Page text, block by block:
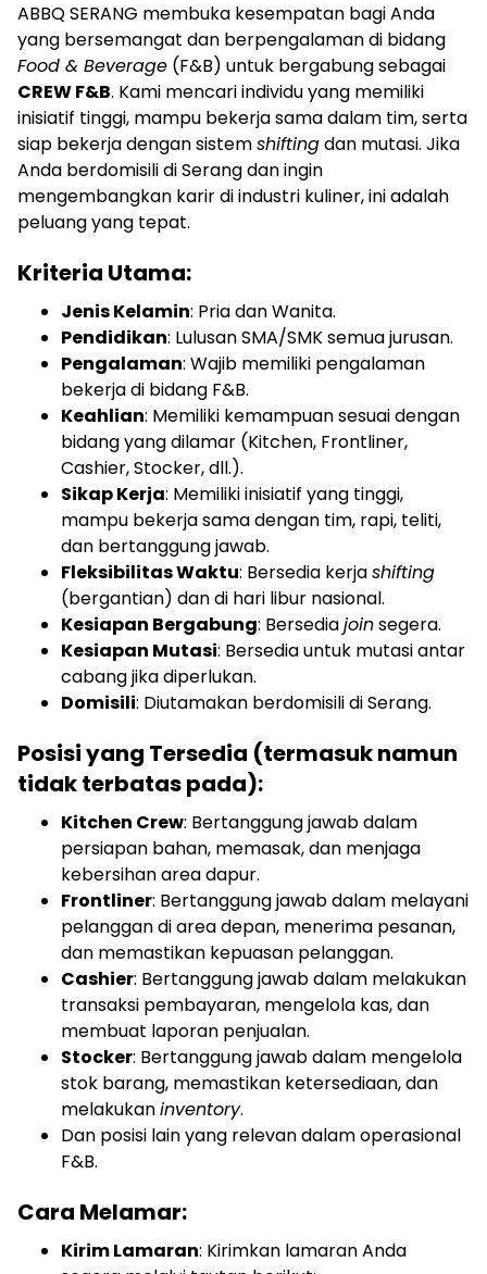
ABBQ SERANG membuka kesempatan bagi Anda
yang bersemangat dan berpengalaman di bidang
Food & Beverage (F&B) untuk bergabung sebagai
CREW F&B. Kami mencari individu yang memiliki
inisiatif tinggi, mampu bekerja sama dalam tim, serta
siap bekerja dengan sistemshiftingdan mutasi. Jika
Anda berdomisili di Serang dan ingin
mengembangkan karir di industri kuliner, ini adalah
peluang yang tepat.
Kriteria Utama:
Jenis Kelamin: Pria dan Wanita.
Pendidikan: Lulusan SMA/SMK semua jurusan.
Pengalaman: Wajib memiliki pengalaman
bekerja di bidang F&B.
Keahlian: Memiliki kemampuan sesuai dengan
bidang yang dilamar (Kitchen, Frontliner,
Cashier, Stocker, dll.).
Sikap Kerja: Memiliki inisiatif yang tinggi,
mampu bekerja sama dengan tim, rapi, teliti,
dan bertanggung jawab.
Fleksibilitas Waktu: Bersedia kerjashifting
(bergantian) dan di hari libur nasional.
Kesiapan Bergabung: Bersediajoinsegera.
Kesiapan Mutasi: Bersedia untuk mutasi antar
cabang jika diperlukan.
Domisili: Diutamakan berdomisili di Serang.
Posisi yang Tersedia (termasuk namun
tidak terbatas pada):
Kitchen Crew: Bertanggung jawab dalam
persiapan bahan, memasak, dan menjaga
kebersihan area dapur.
Frontliner: Bertanggung jawab dalam melayani
pelanggan di area depan, menerima pesanan,
dan memastikan kepuasan pelanggan.
Cashier: Bertanggung jawab dalam melakukan
transaksi pembayaran, mengelola kas, dan
membuat laporan penjualan.
Stocker: Bertanggung jawab dalam mengelola
stok barang, memastikan ketersediaan, dan
melakukaninventory.
Dan posisi lain yang relevan dalam operasional
F&B.
Cara Melamar:
Kirim Lamaran: Kirimkan lamaran Anda